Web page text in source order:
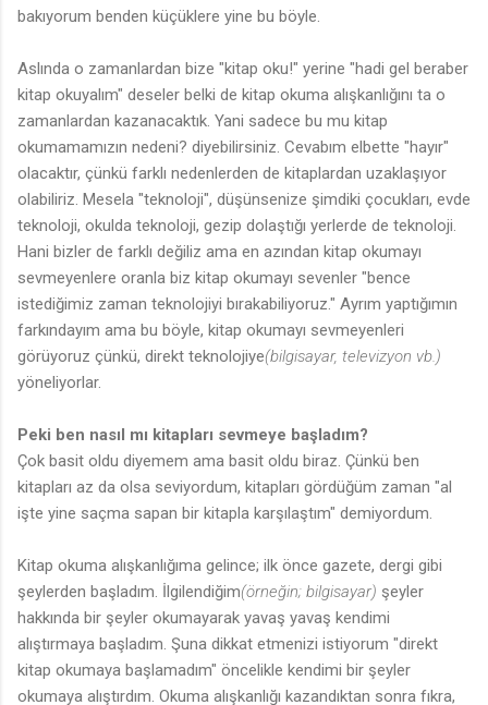
bakıyorum benden küçüklere yine bu böyle.
Aslında o zamanlardan bize "kitap oku!" yerine "hadi gel beraber
kitap okuyalım" deseler belki de kitap okuma alışkanlığını ta o
zamanlardan kazanacaktık. Yani sadece bu mu kitap
okumamamızın nedeni? diyebilirsiniz. Cevabım elbette "hayır"
olacaktır, çünkü farklı nedenlerden de kitaplardan uzaklaşıyor
olabiliriz. Mesela "teknoloji", düşünsenize şimdiki çocukları, evde
teknoloji, okulda teknoloji, gezip dolaştığı yerlerde de teknoloji.
Hani bizler de farklı değiliz ama en azından kitap okumayı
sevmeyenlere oranla biz kitap okumayı sevenler "bence
istediğimiz zaman teknolojiyi bırakabiliyoruz." Ayrım yaptığımın
farkındayım ama bu böyle, kitap okumayı sevmeyenleri
görüyoruz çünkü, direkt teknolojiye(bilgisayar, televizyon vb.)
yöneliyorlar.
Peki ben nasıl mı kitapları sevmeye başladım?
Çok basit oldu diyemem ama basit oldu biraz. Çünkü ben
kitapları az da olsa seviyordum, kitapları gördüğüm zaman "al
işte yine saçma sapan bir kitapla karşılaştım" demiyordum.
Kitap okuma alışkanlığıma gelince; ilk önce gazete, dergi gibi
şeylerden başladım. İlgilendiğim(örneğin; bilgisayar) şeyler
hakkında bir şeyler okumayarak yavaş yavaş kendimi
alıştırmaya başladım. Şuna dikkat etmenizi istiyorum "direkt
kitap okumaya başlamadım" öncelikle kendimi bir şeyler
okumaya alıştırdım. Okuma alışkanlığı kazandıktan sonra fıkra,